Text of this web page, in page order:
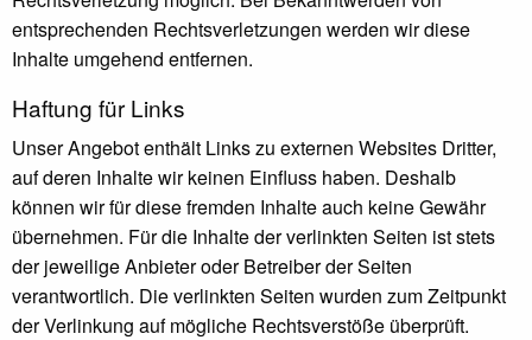
entsprechenden Rechtsverletzungen werden wir diese
Inhalte umgehend entfernen.
Haftung für Links
Unser Angebot enthält Links zu externen Websites Dritter,
auf deren Inhalte wir keinen Einfluss haben. Deshalb
können wir für diese fremden Inhalte auch keine Gewähr
übernehmen. Für die Inhalte der verlinkten Seiten ist stets
der jeweilige Anbieter oder Betreiber der Seiten
verantwortlich. Die verlinkten Seiten wurden zum Zeitpunkt
der Verlinkung auf mögliche Rechtsverstöße überprüft.